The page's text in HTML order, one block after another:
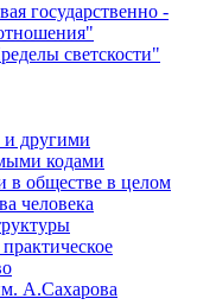
государственно -
светскости"
другими
кодами
в обществе в целом
человека
А.Сахарова